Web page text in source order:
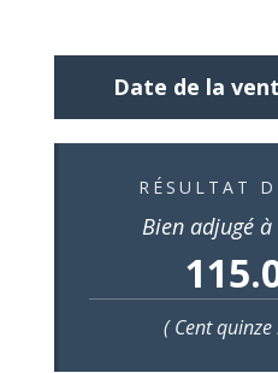
Date de la
RÉSULTAT
Bien adjugé
( Cent